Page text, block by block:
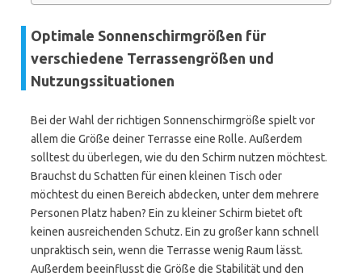
Optimale Sonnenschirmgrößen für
verschiedene Terrassengrößen und
Nutzungssituationen
Bei der Wahl der richtigen Sonnenschirmgröße spielt vor
allem die Größe deiner Terrasse eine Rolle. Außerdem
solltest du überlegen, wie du den Schirm nutzen möchtest.
Brauchst du Schatten für einen kleinen Tisch oder
möchtest du einen Bereich abdecken, unter dem mehrere
Personen Platz haben? Ein zu kleiner Schirm bietet oft
keinen ausreichenden Schutz. Ein zu großer kann schnell
unpraktisch sein, wenn die Terrasse wenig Raum lässt.
Außerdem beeinflusst die Größe die Stabilität und den